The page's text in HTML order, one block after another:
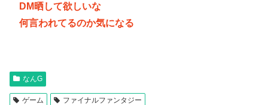
DM晒して欲しいな
何言われてるのか気になる
なんG
ゲーム ファイナルファンタジー